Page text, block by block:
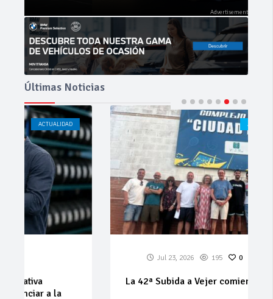
Últimas Noticias
ACTUALIDAD CÁDIZ
0
La 42ª Subida a Vejer comienza a perfilarse